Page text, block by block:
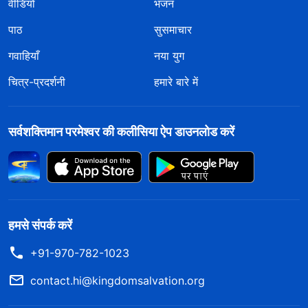
वीडियो
भजन
पाठ
सुसमाचार
गवाहियाँ
नया युग
चित्र-प्रदर्शनी
हमारे बारे में
सर्वशक्तिमान परमेश्वर की कलीसिया ऐप डाउनलोड करें
हमसे संपर्क करें
+91-970-782-1023
contact.hi@kingdomsalvation.org